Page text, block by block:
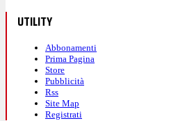
UTILITY
Abbonamenti
Prima Pagina
Store
Pubblicità
Rss
Site Map
Registrati